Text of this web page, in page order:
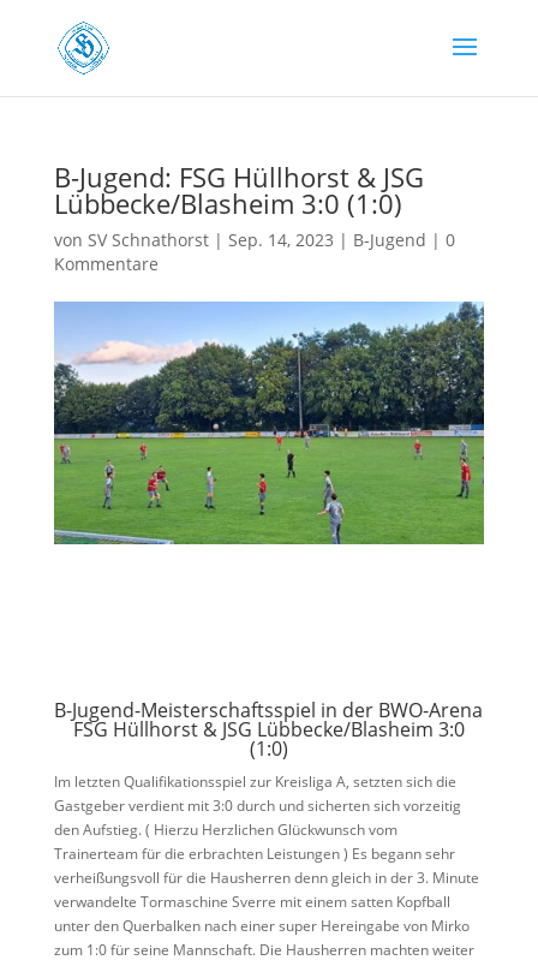
B-Jugend: FSG Hüllhorst & JSG
Lübbecke/Blasheim 3:0 (1:0)
von SV Schnathorst| Sep. 14, 2023 | B-Jugend | 0
Kommentare
B-Jugend-Meisterschaftsspiel in der BWO-Arena
FSG Hüllhorst & JSG Lübbecke/Blasheim 3:0
(1:0)
Im letzten Qualifikationsspiel zur Kreisliga A, setzten sich die
Gastgeber verdient mit 3:0 durch und sicherten sich vorzeitig
den Aufstieg. ( Hierzu Herzlichen Glückwunsch vom
Trainerteam für die erbrachten Leistungen ) Es begann sehr
verheißungsvoll für die Hausherren denn gleich in der 3. Minute
verwandelte Tormaschine Sverre mit einem satten Kopfball
unter den Querbalken nach einer super Hereingabe von Mirko
zum 1:0 für seine Mannschaft. Die Hausherren machten weiter